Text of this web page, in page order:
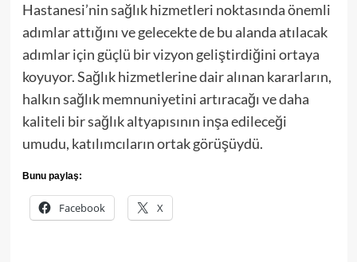
Hastanesi’nin sağlık hizmetleri noktasında önemli
adımlar attığını ve gelecekte de bu alanda atılacak
adımlar için güçlü bir vizyon geliştirdiğini ortaya
koyuyor. Sağlık hizmetlerine dair alınan kararların,
halkın sağlık memnuniyetini artıracağı ve daha
kaliteli bir sağlık altyapısının inşa edileceği
umudu, katılımcıların ortak görüşüydü.
Bunu paylaş:
Facebook X